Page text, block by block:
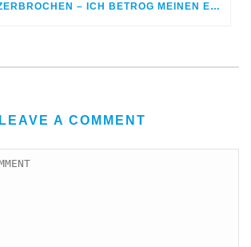
VERTRAUEN ZERBROCHEN – ICH BETROG MEINEN EHEPARTNER
LEAVE A COMMENT